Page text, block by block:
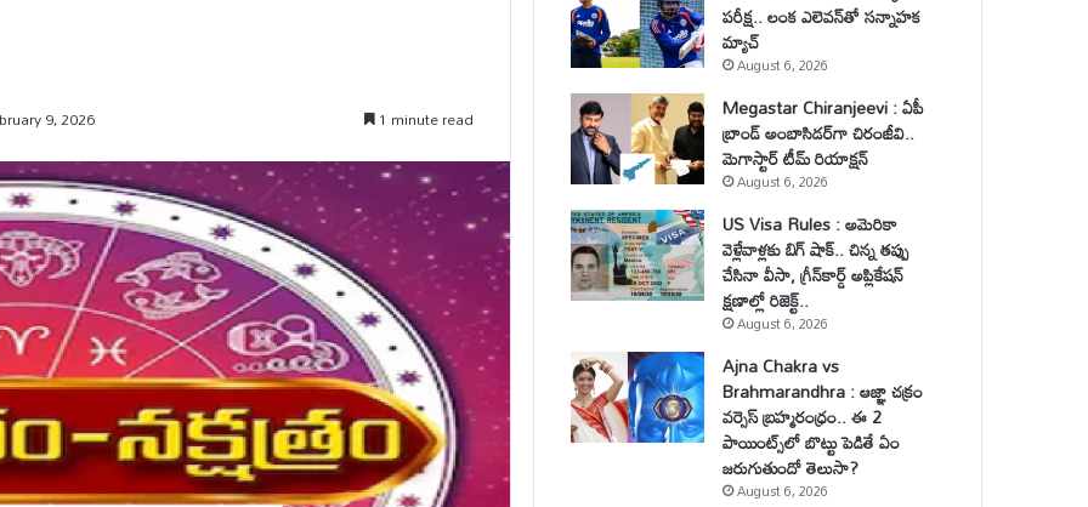
9, 2026 1 minute read
పరీక్ష.. లంక ఎలెవన్‌తో సన్నాహక
మ్యాచ్
August 6, 2026
Megastar Chiranjeevi : ఏపీ
బ్రాండ్ అంబాసిడర్‌గా చిరంజీవి..
మెగాస్టార్ టీమ్ రియాక్షన్
August 6, 2026
US Visa Rules : అమెరికా
వెళ్లేవాళ్లకు బిగ్ షాక్.. చిన్న తప్పు
చేసినా వీసా, గ్రీన్‌కార్డ్ అప్లికేషన్
క్షణాల్లో రిజెక్ట్..
August 6, 2026
Ajna Chakra vs
Brahmarandhra : ఆజ్ఞా చక్రం
వర్సెస్ బ్రహ్మరంధ్రం.. ఈ 2
పాయింట్స్‌లో బొట్టు పెడితే ఏం
జరుగుతుందో తెలుసా?
August 6, 2026